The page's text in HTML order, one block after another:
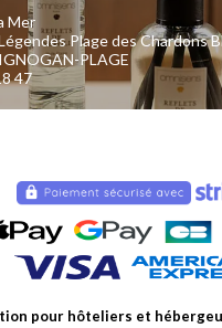
Mer
Plage des Chardons
PLAGE
47
pour hôteliers et